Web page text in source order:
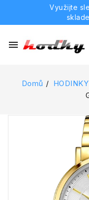
Využijte
menu
Domů HODINKY